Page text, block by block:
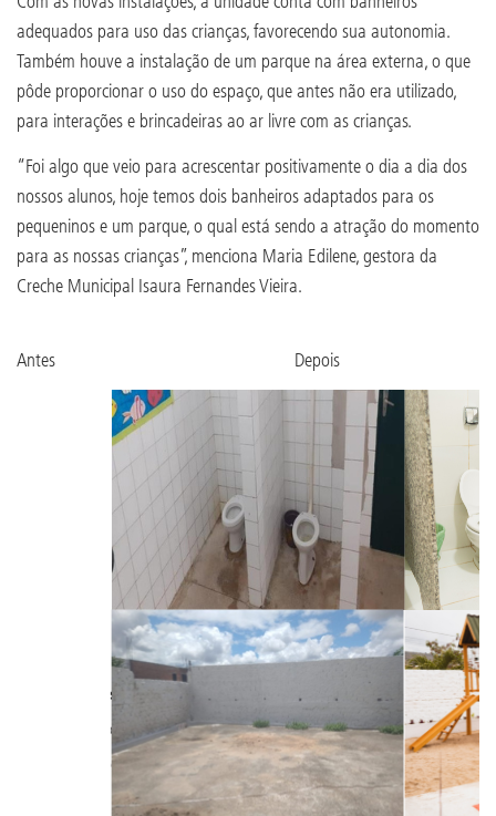
adequados para uso das crianças, favorecendo sua autonomia.
Também houve a instalação de um parque na área externa, o que
pôde proporcionar o uso do espaço, que antes não era utilizado,
para interações e brincadeiras ao ar livre com as crianças.
“Foi algo que veio para acrescentar positivamente o dia a dia dos
nossos alunos, hoje temos dois banheiros adaptados para os
pequeninos e um parque, o qual está sendo a atração do momento
para as nossas crianças”, menciona Maria Edilene, gestora da
Creche Municipal Isaura Fernandes Vieira.
Antes Depois